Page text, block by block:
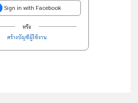
Sign in with Facebook
หรือ
สร้างบัญชีผู้ใช้งาน